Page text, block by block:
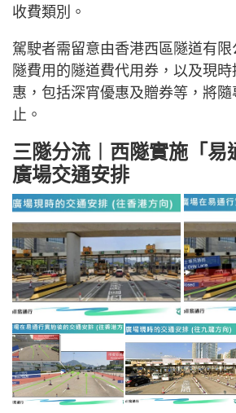
收費類別。
駕駛者需留意由香港西區隧道有
隧費用的隧道費代用券，以及現
惠，包括深宵優惠及贈券等，將
止。
三隧分流︱西隧實施「易
廣場交通安排